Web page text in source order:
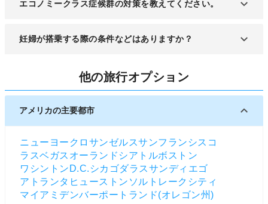
エコノミークラス症候群の対策を教えてください。
その場での足踏みや立ち上がっての飛行機内の徒歩
挙げられます。
妊婦が搭乗する際の条件などはありますか？
出産予定日が36日以内の方は搭乗の際に条件がある
場合があるので、航空会社へお問い合わせくださ
い。また本人の健康状態にもよります。必ず事前に
主治医に相談してください。
他の旅行オプション
アメリカの主要都市
ニューヨーク ロサンゼルスサンフランシスコ
ラスベガス オーランド シアトルボストン
ワシントンD.C. シカゴダラスサンディエゴ
アトランタ ヒューストン ソルトレークシティ
マイアミ デンバーポートランド(オレゴン州)